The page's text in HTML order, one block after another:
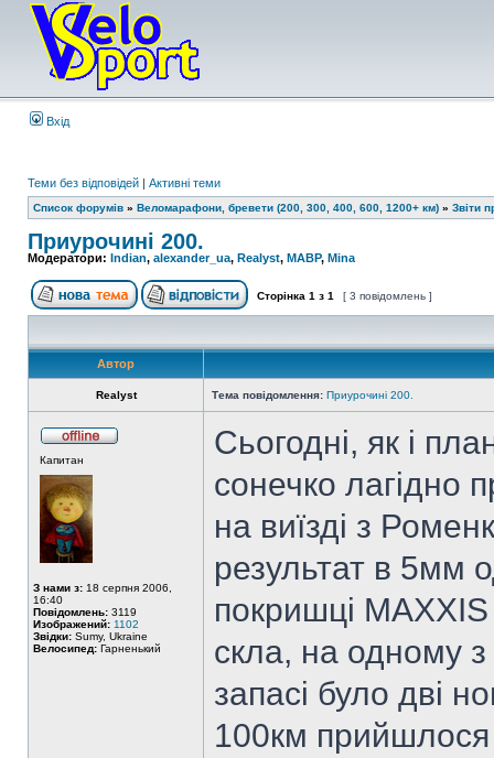
Вхід
Теми без відповідей | Активні теми
Список форумів » Веломарафони, бревети (200, 300, 400, 600, 1200+ км) » Звіти
Приурочині 200.
Модератори: Indian, alexander_ua, Realyst, MABP, Mina
Сторінка 1 з 1 [ 3 повідомлень ]
Автор
Realyst Тема повідомлення: Приурочині 200.
Капитан
З нами з: 18 серпня 2006,
16:40
Повідомлень: 3119
Изображений: 1102
Звідки: Sumy, Ukraine
Велосипед: Гарненький
Сьогодні, як і
сонечко лагідно
на виїзді з
результат в 5мм
покришці
скла, на одному з
запасі було дві
100км прийшлося